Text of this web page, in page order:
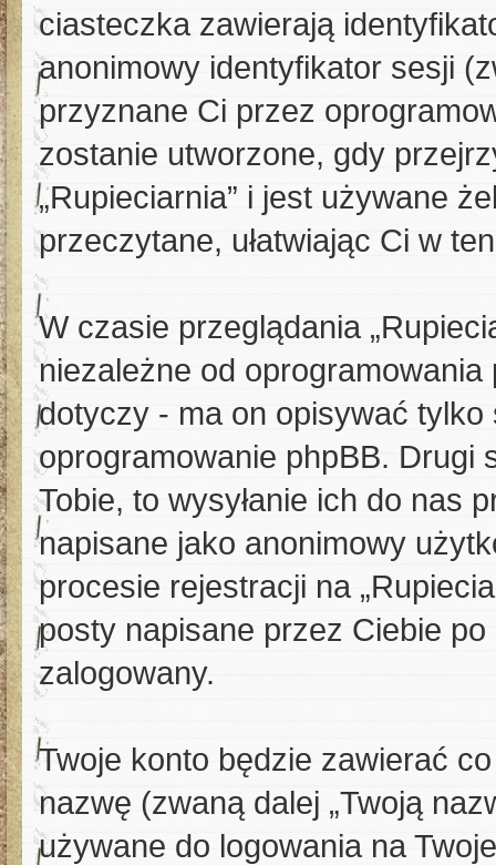
ciasteczka zawierają
anonimowy identyfikator sesji
przyznane Ci przez
zostanie utworzone, gdy
„Rupieciarnia” i jest używane
przeczytane, ułatwiając Ci w
W czasie przeglądania
niezależne od
dotyczy - ma on opisywać
oprogramowanie phpBB. Drugi
Tobie, to wysyłanie ich do nas
napisane jako anonimowy
procesie rejestracji na
posty napisane przez Ciebie
zalogowany.
Twoje konto będzie zawierać
nazwę (zwaną dalej „Twoją
używane do logowania na